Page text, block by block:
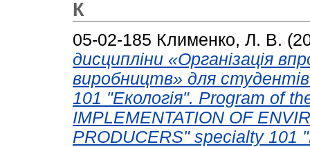
К
05-02-185 Клименко, Л. В.
дисципліни «Організація
виробництв» для
101 "Екологія". Program of
IMPLEMENTATION OF
PRODUCERS" specialty 101